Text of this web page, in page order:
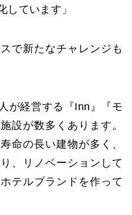
しています」
で新たなチャレンジも
が経営する『Inn』『モ
設が数多くあります。
命の長い建物が多く、
、リノベーションして
テルブランドを作って